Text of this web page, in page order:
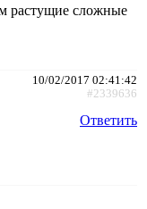
растущие сложные
10/02/2017 02:41:42
#2339636
Ответить